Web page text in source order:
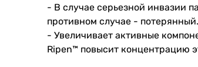
- В случае серьезной инвазии
противном случае - потерянный.
- Увеличивает активные
Ripen™ повысит концентрацию